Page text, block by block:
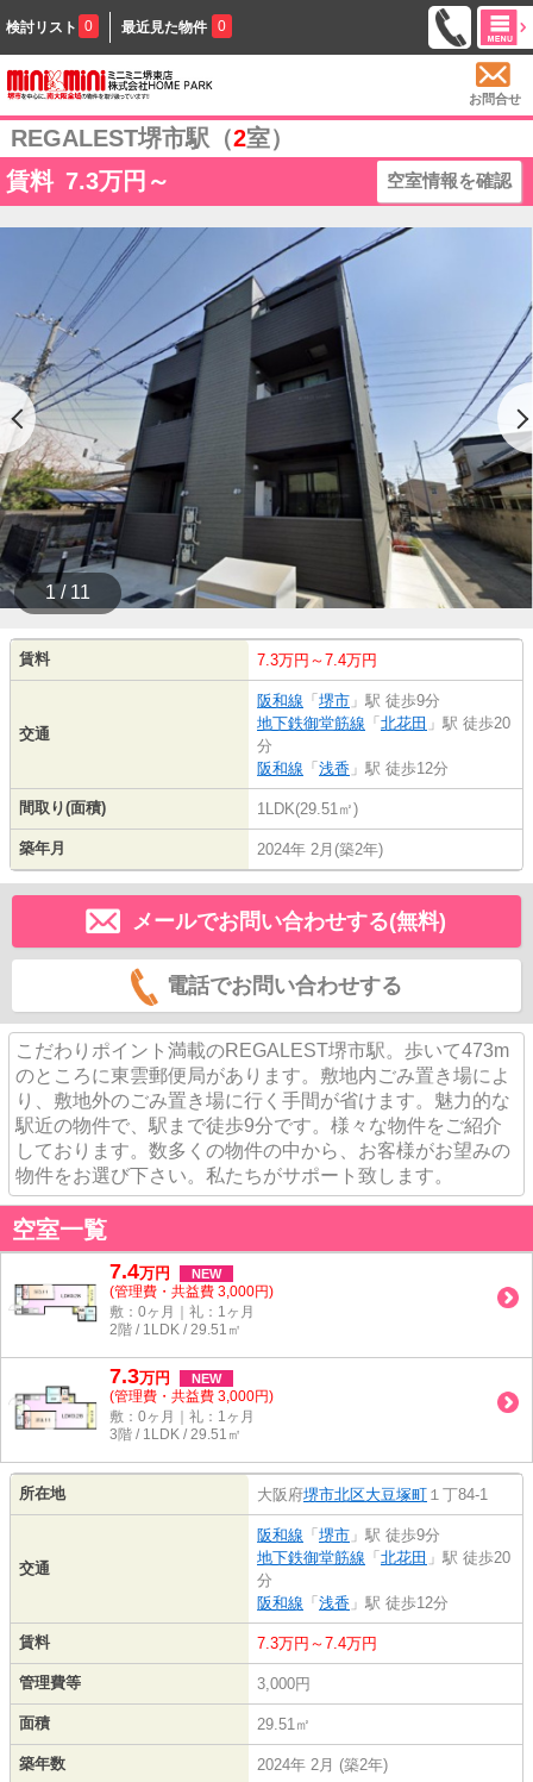
検討リスト 0 最近見た物件 0
お問合せ
REGALEST堺市駅（2室）
賃料 7.3万円～ 空室情報を確認
1 / 11
賃料 7.3万円～7.4万円
交通
阪和線 「 堺市 」駅 徒歩9分
地下鉄御堂筋線 「 北花田 」駅 徒歩20
分
阪和線 「 浅香 」駅 徒歩12分
間取り(面積) 1LDK(29.51㎡)
築年月 2024年 2月(築2年)
メールでお問い合わせする(無料)
電話でお問い合わせする
こだわりポイント満載のREGALEST堺市駅。歩いて473m
のところに東雲郵便局があります。敷地内ごみ置き場によ
り、敷地外のごみ置き場に行く手間が省けます。魅力的な
駅近の物件で、駅まで徒歩9分です。様々な物件をご紹介
しております。数多くの物件の中から、お客様がお望みの
物件をお選び下さい。私たちがサポート致します。
空室一覧
7.4万円 NEW
(管理費・共益費 3,000円)
敷：0ヶ月｜礼：1ヶ月
2階 / 1LDK / 29.51㎡
7.3万円 NEW
(管理費・共益費 3,000円)
敷：0ヶ月｜礼：1ヶ月
3階 / 1LDK / 29.51㎡
所在地 大阪府堺市北区大豆塚町 １丁84-1
交通
阪和線 「 堺市 」駅 徒歩9分
地下鉄御堂筋線 「 北花田 」駅 徒歩20
分
阪和線 「 浅香 」駅 徒歩12分
賃料 7.3万円～7.4万円
管理費等 3,000円
面積 29.51㎡
築年数 2024年 2月 (築2年)